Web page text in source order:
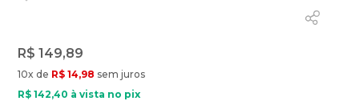
R$ 149,89
10x de R$ 14,98 sem juros
R$ 142,40 à vista no pix